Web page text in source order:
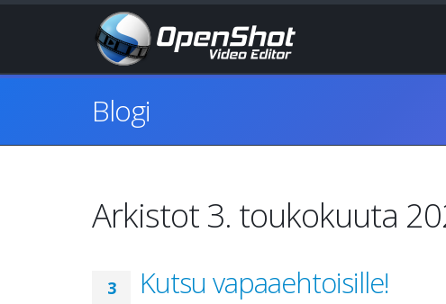
Blogi
Arkistot 3. toukokuuta
3 Kutsu vapaaehtoisille!